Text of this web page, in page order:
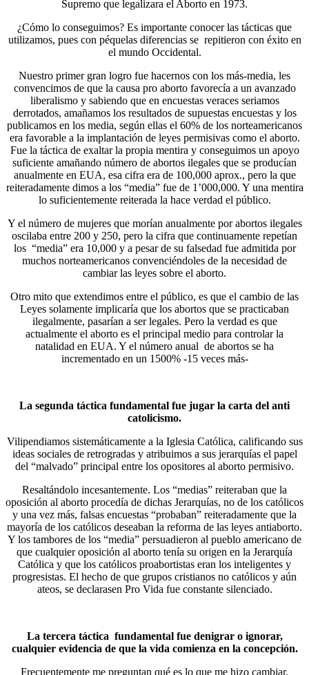
Supremo que legalizara el Aborto en 1973.
¿Cómo lo conseguimos? Es importante conocer las tácticas que
utilizamos, pues con péquelas diferencias se repitieron con éxito en
el mundo Occidental.
Nuestro primer gran logro fue hacernos con los más-media, les
convencimos de que la causa pro aborto favorecía a un avanzado
liberalismo y sabiendo que en encuestas veraces seriamos
derrotados, amañamos los resultados de supuestas encuestas y los
publicamos en los media, según ellas el 60% de los norteamericanos
era favorable a la implantación de leyes permisivas como el aborto.
Fue la táctica de exaltar la propia mentira y conseguimos un apoyo
suficiente amañando número de abortos ilegales que se producían
anualmente en EUA, esa cifra era de 100,000 aprox., pero la que
reiteradamente dimos a los “media” fue de 1’000,000. Y una mentira
lo suficientemente reiterada la hace verdad el público.
Y el número de mujeres que morían anualmente por abortos ilegales
oscilaba entre 200 y 250, pero la cifra que continuamente repetían
los “media” era 10,000 y a pesar de su falsedad fue admitida por
muchos norteamericanos convenciéndoles de la necesidad de
cambiar las leyes sobre el aborto.
Otro mito que extendimos entre el público, es que el cambio de las
Leyes solamente implicaría que los abortos que se practicaban
ilegalmente, pasarían a ser legales. Pero la verdad es que
actualmente el aborto es el principal medio para controlar la
natalidad en EUA. Y el número anual de abortos se ha
incrementado en un 1500% -15 veces más-
La segunda táctica fundamental fue jugar la carta del anti
catolicismo.
Vilipendiamos sistemáticamente a la Iglesia Católica, calificando sus
ideas sociales de retrogradas y atribuimos a sus jerarquías el papel
del “malvado” principal entre los opositores al aborto permisivo.
Resaltándolo incesantemente. Los “medias” reiteraban que la
oposición al aborto procedía de dichas Jerarquías, no de los católicos
y una vez más, falsas encuestas “probaban” reiteradamente que la
mayoría de los católicos deseaban la reforma de las leyes antiaborto.
Y los tambores de los “media” persuadieron al pueblo americano de
que cualquier oposición al aborto tenía su origen en la Jerarquía
Católica y que los católicos proabortistas eran los inteligentes y
progresistas. El hecho de que grupos cristianos no católicos y aún
ateos, se declarasen Pro Vida fue constante silenciado.
La tercera táctica fundamental fue denigrar o ignorar,
cualquier evidencia de que la vida comienza en la concepción.
Frecuentemente me preguntan qué es lo que me hizo cambiar.